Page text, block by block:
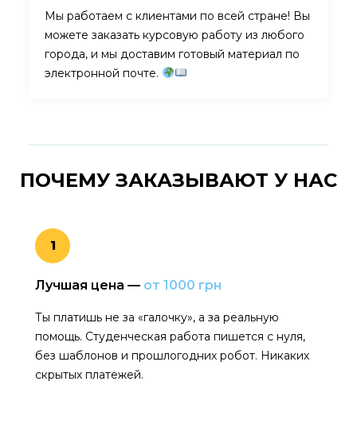
Мы работаем с клиентами по всей стране! Вы
можете заказать курсовую работу из любого
города, и мы доставим готовый материал по
электронной почте.
ПОЧЕМУ ЗАКАЗЫВАЮТ У НАС
1
Лучшая цена — от 1000 грн
Ты платишь не за «галочку», а за реальную
помощь. Студенческая работа пишется с нуля,
без шаблонов и прошлогодних робот. Никаких
скрытых платежей.